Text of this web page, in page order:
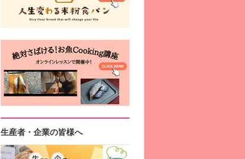
生産者・企業の皆様へ